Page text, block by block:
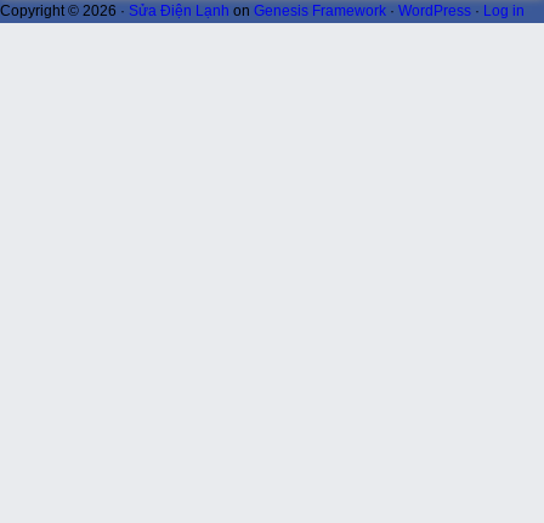
Copyright © 2026 · Sửa Điện Lạnh on Genesis Framework · WordPress · Log in